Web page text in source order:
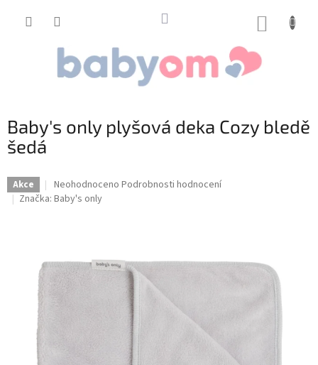
Baby's only plyšová deka Cozy bledě
šedá
Akce
Průměrné
hodnocení
5
hvězdiček.
Neohodnoceno Podrobnosti hodnocení
Značka: Baby's only